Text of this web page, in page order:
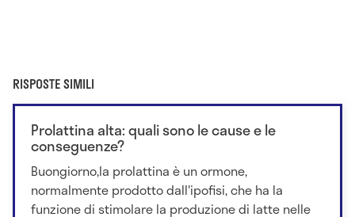
RISPOSTE SIMILI
Prolattina alta: quali sono le cause e le
conseguenze?
Buongiorno,la prolattina è un ormone,
normalmente prodotto dall'ipofisi, che ha la
funzione di stimolare la produzione di latte nelle